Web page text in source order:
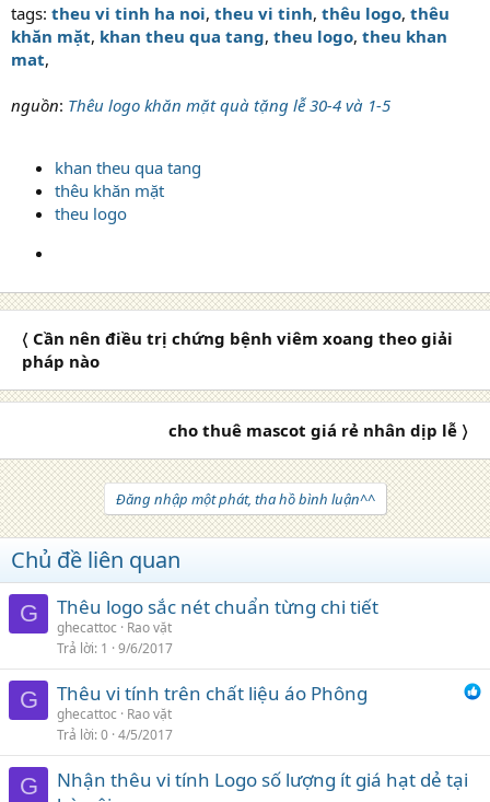
tags: theu vi tinh ha noi, theu vi tinh, thêu logo, thêu
khăn mặt, khan theu qua tang, theu logo, theu khan
mat,
nguồn: Thêu logo khăn mặt quà tặng lễ 30-4 và 1-5
khan theu qua tang
thêu khăn mặt
theu logo
〈 Cần nên điều trị chứng bệnh viêm xoang theo giải
pháp nào
cho thuê mascot giá rẻ nhân dịp lễ 〉
Đăng nhập một phát, tha hồ bình luận^^
Chủ đề liên quan
G Thêu logo sắc nét chuẩn từng chi tiết
ghecattoc
Rao vặt
Trả lời 1 9/6/2017
G Thêu vi tính trên chất liệu áo Phông
ghecattoc
Rao vặt
Trả lời 0 4/5/2017
G
Nhận thêu vi tính Logo số lượng ít giá hạt dẻ tại